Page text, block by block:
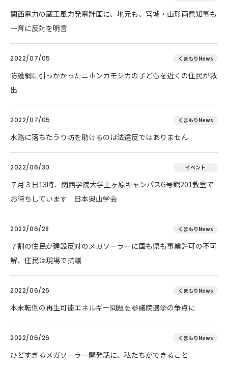
関西電力の蔵王風力発電計画に、地元も、宮城・山形両県知事も
一斉に反対を明言
2022/07/05 くまもりNews
防護網に引っかかったニホンカモシカの子どもを近くの住民が救
出
2022/07/05 くまもりNews
水路に落ちたうり坊を助けるのは法違反ではありません
2022/06/30 イベント
７月３日13時、関西学院大学上ヶ原キャンパスG号館201教室で
お待ちしています 日本奥山学会
2022/06/28 くまもりNews
７割の住民が建設反対のメガソーラーに国も県も事業許可の不可
解、住民は現場で抗議
2022/06/26 くまもりNews
本末転倒の再生可能エネルギー問題を参議院選挙の争点に
2022/06/26 くまもりNews
ひどすぎるメガソーラー開発話に、私たちができること